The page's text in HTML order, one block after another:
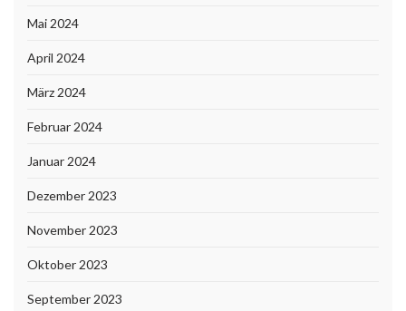
Mai 2024
April 2024
März 2024
Februar 2024
Januar 2024
Dezember 2023
November 2023
Oktober 2023
September 2023